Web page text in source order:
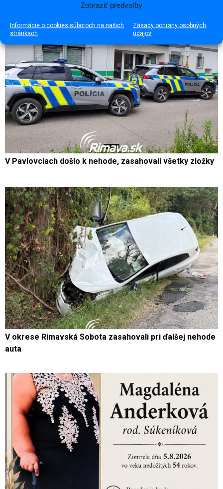
Zobraziť predvoľby
Informácie o cookies súboroch na našich
stránkach
Zásady ochrany osobných
údajov
V Pavlovciach došlo k nehode, zasahovali všetky zložky
V okrese Rimavská Sobota zasahovali pri ďalšej nehode
auta